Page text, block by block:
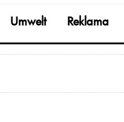
Umwelt Reklama